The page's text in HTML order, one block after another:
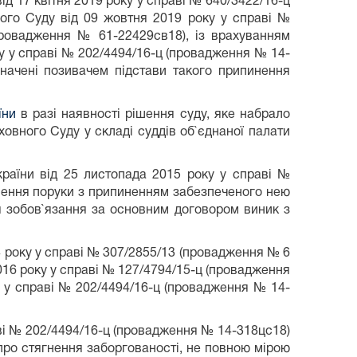
Суду від 09 жовтня 2019 року у справі №
№ 61-22429св18), із врахуванням
у справі № 202/4494/16-ц (провадження № 14-
позивачем підстави такого припинення
в разі наявності рішення суду, яке набрало
Суду у складі суддів об`єднаної палати
від 25 листопада 2015 року у справі №
поруки з припиненням забезпеченого нею
за основним договором виник з
року у справі № 307/2855/13 (провадження № 6
року у справі № 127/4794/15-ц (провадження
у справі № 202/4494/16-ц (провадження № 14-
№ 202/4494/16-ц (провадження № 14-318цс18)
стягнення заборгованості, не повною мірою